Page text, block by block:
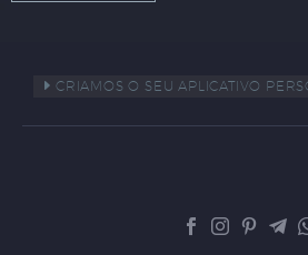
CRIAMOS O SEU APLICATIVO